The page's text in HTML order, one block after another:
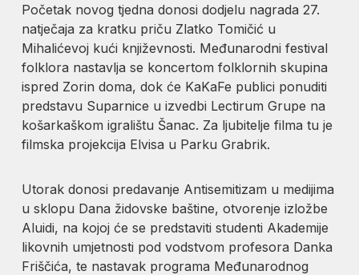
Početak novog tjedna donosi dodjelu nagrada 27.
natječaja za kratku priču Zlatko Tomičić u
Mihalićevoj kući književnosti. Međunarodni festival
folklora nastavlja se koncertom folklornih skupina
ispred Zorin doma, dok će KaKaFe publici ponuditi
predstavu Suparnice u izvedbi Lectirum Grupe na
košarkaškom igralištu Šanac. Za ljubitelje filma tu je
filmska projekcija Elvisa u Parku Grabrik.
Utorak donosi predavanje Antisemitizam u medijima
u sklopu Dana židovske baštine, otvorenje izložbe
Aluidi, na kojoj će se predstaviti studenti Akademije
likovnih umjetnosti pod vodstvom profesora Danka
Friščića, te nastavak programa Međunarodnog